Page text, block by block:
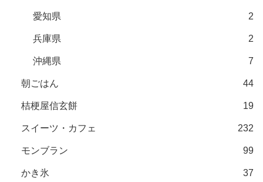
愛知県 2
兵庫県 2
沖縄県 7
朝ごはん 44
桔梗屋信玄餅 19
スイーツ・カフェ 232
モンブラン 99
かき氷 37